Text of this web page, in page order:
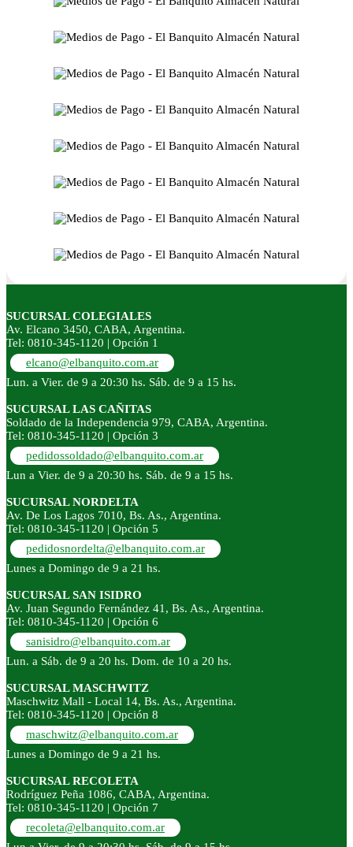
SUCURSAL COLEGIALES
Av. Elcano 3450, CABA, Argentina.
Tel: 0810-345-1120 | Opción 1
elcano@elbanquito.com.ar
Lun. a Vier. de 9 a 20:30 hs. Sáb. de 9 a 15 hs.
SUCURSAL LAS CAÑITAS
Soldado de la Independencia 979, CABA, Argentina.
Tel: 0810-345-1120 | Opción 3
pedidossoldado@elbanquito.com.ar
Lun a Vier. de 9 a 20:30 hs. Sáb. de 9 a 15 hs.
SUCURSAL NORDELTA
Av. De Los Lagos 7010, Bs. As., Argentina.
Tel: 0810-345-1120 | Opción 5
pedidosnordelta@elbanquito.com.ar
Lunes a Domingo de 9 a 21 hs.
SUCURSAL SAN ISIDRO
Av. Juan Segundo Fernández 41, Bs. As., Argentina.
Tel: 0810-345-1120 | Opción 6
sanisidro@elbanquito.com.ar
Lun. a Sáb. de 9 a 20 hs. Dom. de 10 a 20 hs.
SUCURSAL MASCHWITZ
Maschwitz Mall - Local 14, Bs. As., Argentina.
Tel: 0810-345-1120 | Opción 8
maschwitz@elbanquito.com.ar
Lunes a Domingo de 9 a 21 hs.
SUCURSAL RECOLETA
Rodríguez Peña 1086, CABA, Argentina.
Tel: 0810-345-1120 | Opción 7
recoleta@elbanquito.com.ar